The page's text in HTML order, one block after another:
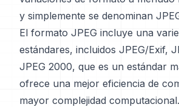
y simplemente se denominan
El formato JPEG incluye una
estándares, incluidos JPEG/Exif,
JPEG 2000, que es un estándar
ofrece una mejor eficiencia de
mayor complejidad